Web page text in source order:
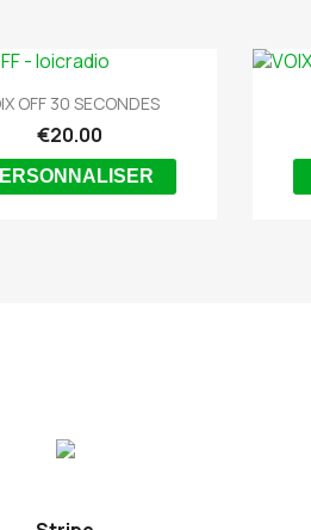
 Quick view
OFF 30 SECONDES
€20.00